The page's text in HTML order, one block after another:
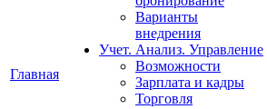
Главная
Варианты
внедрения
Учет. Анализ. Управление
Возможности
Зарплата и кадры
Торговля